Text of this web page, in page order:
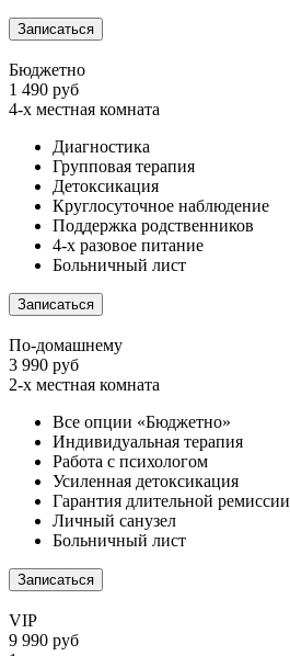
Записаться
Бюджетно
1 490 руб
4-х местная комната
Диагностика
Групповая терапия
Детоксикация
Круглосуточное наблюдение
Поддержка родственников
4-х разовое питание
Больничный лист
Записаться
По-домашнему
3 990 руб
2-х местная комната
Все опции «Бюджетно»
Индивидуальная терапия
Работа с психологом
Усиленная детоксикация
Гарантия длительной ремиссии
Личный санузел
Больничный лист
Записаться
VIP
9 990 руб